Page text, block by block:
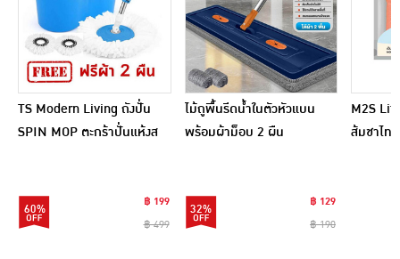
TS Modern Living ถังปั่น
SPIN MOP ตะกร้าปั่นแห้งส
60%
฿ 199
฿ 499
ไม้ถูพื้นรีดน้ำในตัวหัวแบน
พร้อมผ้าม็อบ 2 ผืน
32%
฿ 129
฿ 190
M2S
ส้มชาไท